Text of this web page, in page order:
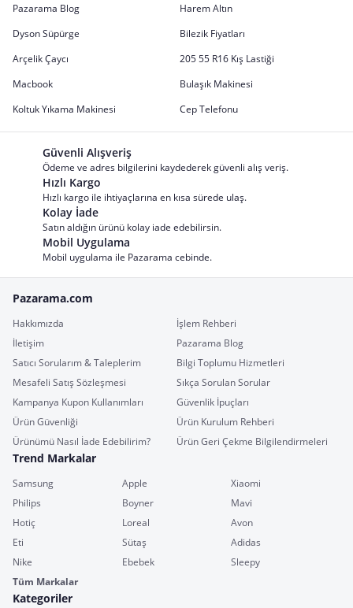
Pazarama Blog
Harem Altın
Dyson Süpürge
Bilezik Fiyatları
Arçelik Çaycı
205 55 R16 Kış Lastiği
Macbook
Bulaşık Makinesi
Koltuk Yıkama Makinesi
Cep Telefonu
Güvenli Alışveriş
Ödeme ve adres bilgilerini kaydederek güvenli alış veriş.
Hızlı Kargo
Hızlı kargo ile ihtiyaçlarına en kısa sürede ulaş.
Kolay İade
Satın aldığın ürünü kolay iade edebilirsin.
Mobil Uygulama
Mobil uygulama ile Pazarama cebinde.
Pazarama.com
Hakkımızda
İşlem Rehberi
İletişim
Pazarama Blog
Satıcı Sorularım & Taleplerim
Bilgi Toplumu Hizmetleri
Mesafeli Satış Sözleşmesi
Sıkça Sorulan Sorular
Kampanya Kupon Kullanımları
Güvenlik İpuçları
Ürün Güvenliği
Ürün Kurulum Rehberi
Ürünümü Nasıl İade Edebilirim?
Ürün Geri Çekme Bilgilendirmeleri
Trend Markalar
Samsung Apple
Xiaomi
Philips
Boyner
Mavi
Hotiç
Loreal
Avon
Eti
Sütaş
Adidas
Nike
Ebebek
Sleepy
Tüm Markalar
Kategoriler